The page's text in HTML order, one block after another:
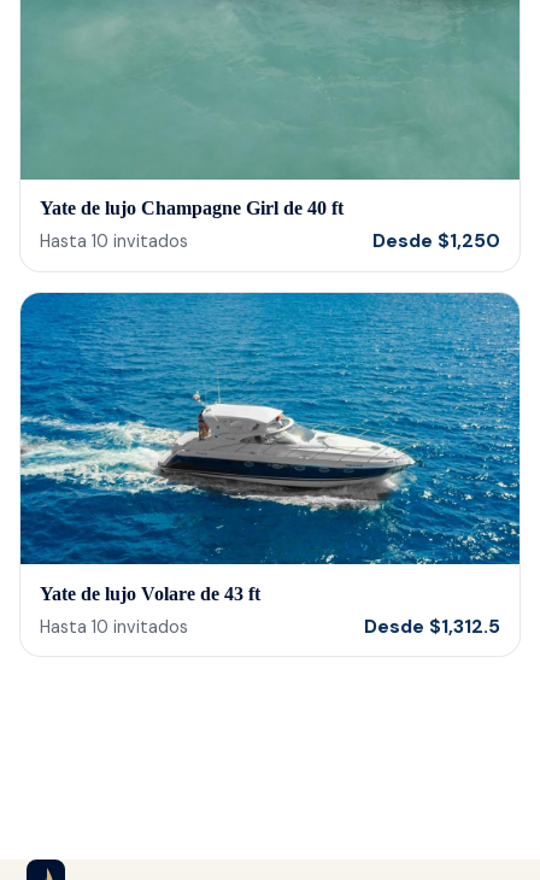
Yate de lujo Champagne Girl de 40 ft
Hasta 10 invitados Desde $1,250
Yate de lujo Volare de 43 ft
Hasta 10 invitados Desde $1,312.5